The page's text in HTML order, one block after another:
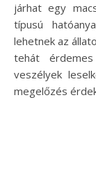
járhat egy
típusú
lehetnek az
tehát
veszélyek
megelőzés